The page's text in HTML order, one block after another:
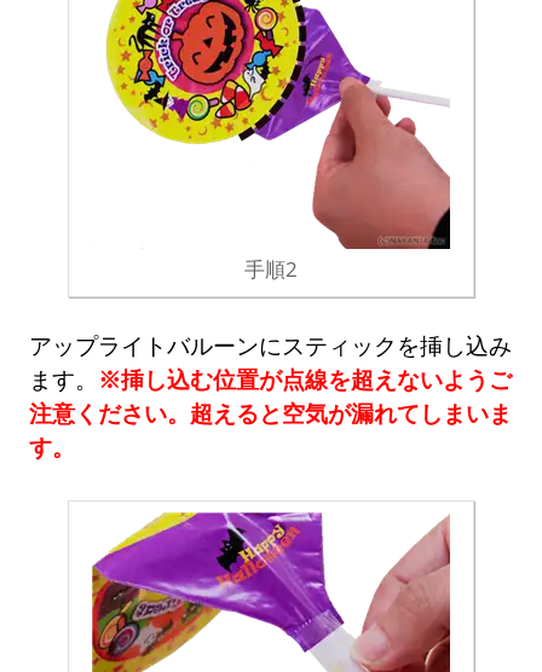
手順2
アップライトバルーンにスティックを挿し込み
ます。 ※挿し込む位置が点線を超えないようご
注意ください。超えると空気が漏れてしまいま
す。